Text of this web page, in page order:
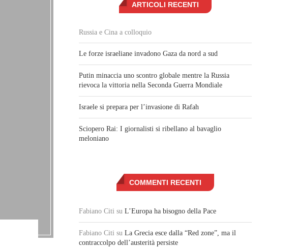
ARTICOLI RECENTI
Russia e Cina a colloquio
Le forze israeliane invadono Gaza da nord a sud
Putin minaccia uno scontro globale mentre la Russia
rievoca la vittoria nella Seconda Guerra Mondiale
Israele si prepara per l’invasione di Rafah
Sciopero Rai: I giornalisti si ribellano al bavaglio
meloniano
COMMENTI RECENTI
Fabiano Citi su L’Europa ha bisogno della Pace
Fabiano Citi su La Grecia esce dalla “Red zone”, ma il
contraccolpo dell’austerità persiste